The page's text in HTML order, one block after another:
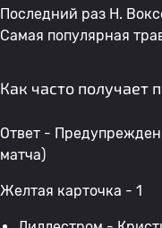
Последний раз H.
Самая популярная
Как часто получает
Ответ -
матча)
Желтая карточка - 1